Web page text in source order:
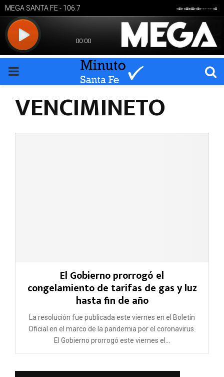
PRIMARY
MENU
VENCIMINETO
El Gobierno prorrogó el
congelamiento de tarifas de gas y luz
hasta fin de año
La resolución fue publicada este viernes en el Boletín
Oficial en el marco de la pandemia por el coronavirus.
El Gobierno prorrogó este viernes el...